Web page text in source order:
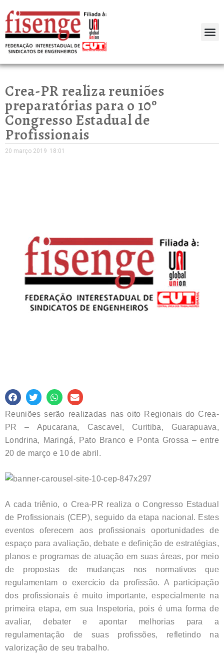
Crea-PR realiza reuniões
preparatórias para o 10º
Congresso Estadual de
Profissionais
20 março 2019 18:01
Reuniões serão realizadas nas oito Regionais do Crea-
PR – Apucarana, Cascavel, Curitiba, Guarapuava,
Londrina, Maringá, Pato Branco e Ponta Grossa – entre
20 de março e 10 de abril.
A cada triênio, o Crea-PR realiza o Congresso Estadual
de Profissionais (CEP), seguido da etapa nacional. Estes
eventos oferecem aos profissionais oportunidades de
espaço para avaliação, debate e definição de estratégias,
planos e programas de atuação em suas áreas, por meio
de propostas de mudanças nos normativos que
regulamentam o exercício da profissão. A participação
dos profissionais é muito importante, especialmente na
primeira etapa, em sua Inspetoria, pois é uma forma de
avaliar, debater e apontar melhorias para a
regulamentação de suas profissões, refletindo na
valorização de seu trabalho.